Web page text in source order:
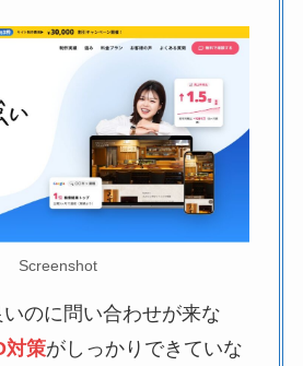
Screenshot
いのに問い合わせが来な
対策がしっかりできていな